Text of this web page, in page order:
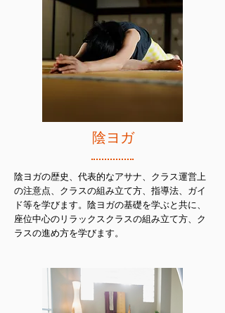
陰ヨガ
陰ヨガの歴史、代表的なアサナ、クラス運営上
の注意点、クラスの組み立て方、指導法、ガイ
ド等を学びます。陰ヨガの基礎を学ぶと共に、
座位中心のリラックスクラスの組み立て方、ク
ラスの進め方を学びます。